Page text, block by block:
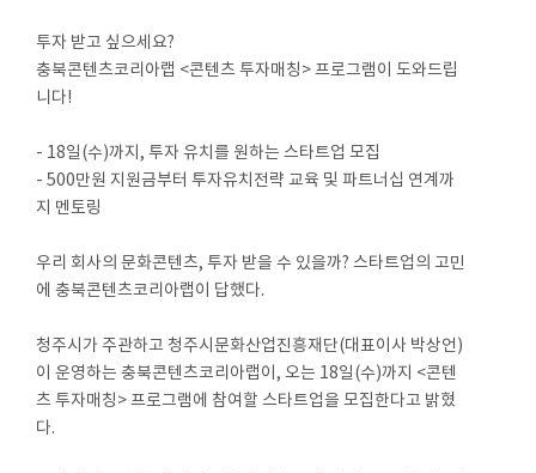
투자 받고 싶으세요?
충북콘텐츠코리아랩 <콘텐츠 투자매칭> 프로그램이 도와드립
니다!
- 18일(수)까지, 투자 유치를 원하는 스타트업 모집
- 500만원 지원금부터 투자유치전략 교육 및 파트너십 연계까
지 멘토링
우리 회사의 문화콘텐츠, 투자 받을 수 있을까? 스타트업의 고민
에 충북콘텐츠코리아랩이 답했다.
청주시가 주관하고 청주시문화산업진흥재단(대표이사 박상언)
이 운영하는 충북콘텐츠코리아랩이, 오는 18일(수)까지 <콘텐
츠 투자매칭> 프로그램에 참여할 스타트업을 모집한다고 밝혔
다.